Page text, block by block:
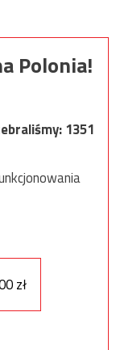
Polonia!
1351
zł